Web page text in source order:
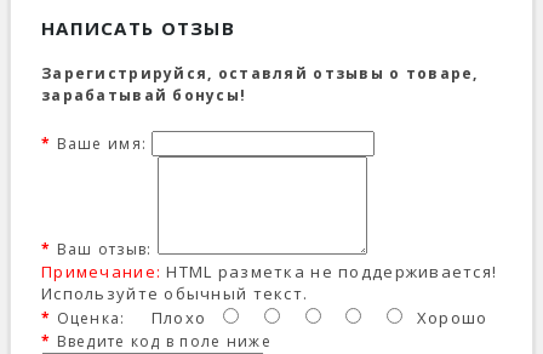
НАПИСАТЬ ОТЗЫВ
Зарегистрируйся, оставляй отзывы о товаре,
зарабатывай бонусы!
Ваше имя:
Ваш отзыв:
Примечание: HTML разметка не поддерживается!
Используйте обычный текст.
Оценка: Плохо Хорошо
Введите код в поле ниже